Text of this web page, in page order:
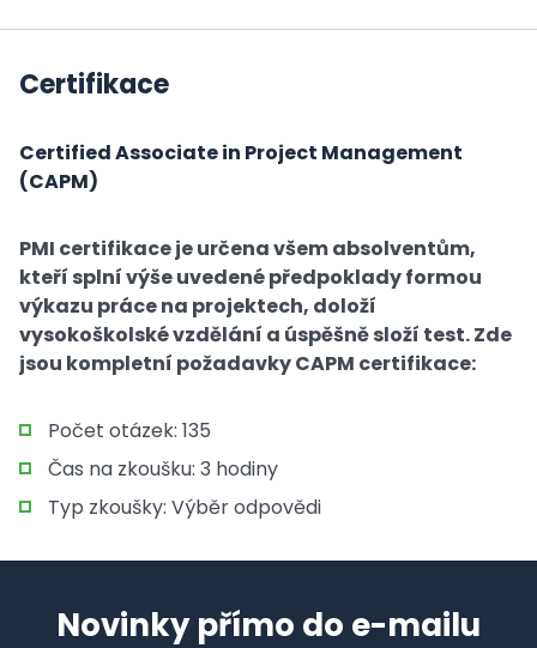
Certifikace
Certified Associate in Project Management
(CAPM)
PMI certifikace je určena všem absolventům,
kteří splní výše uvedené předpoklady formou
výkazu práce na projektech, doloží
vysokoškolské vzdělání a úspěšně složí test. Zde
jsou kompletní požadavky CAPM certifikace:
Počet otázek: 135
Čas na zkoušku: 3 hodiny
Typ zkoušky: Výběr odpovědi
Novinky přímo do e-mailu